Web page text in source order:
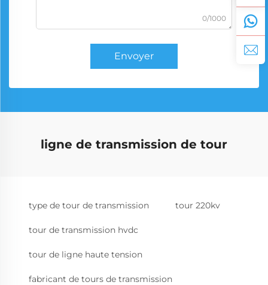
0/1000
Envoyer
ligne de transmission de tour
type de tour de transmission tour 220kv
tour de transmission hvdc
tour de ligne haute tension
fabricant de tours de transmission